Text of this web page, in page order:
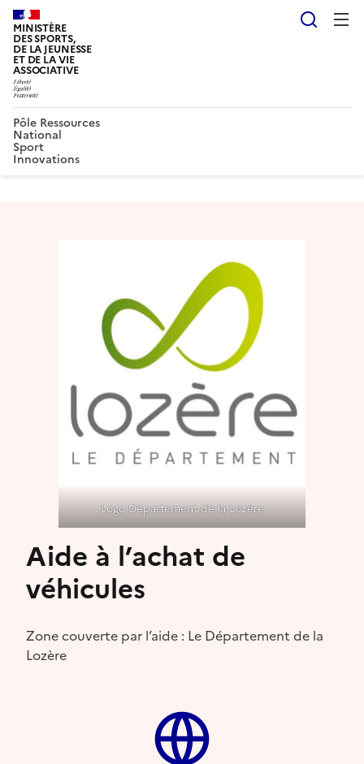
MINISTÈRE
DES SPORTS,
DE LA JEUNESSE
ET DE LA VIE
ASSOCIATIVE
Pôle Ressources
National
Sport
Innovations
Logo Département de la Lozère
Aide à l’achat de
véhicules
Zone couverte par l’aide : Le Département de la
Lozère